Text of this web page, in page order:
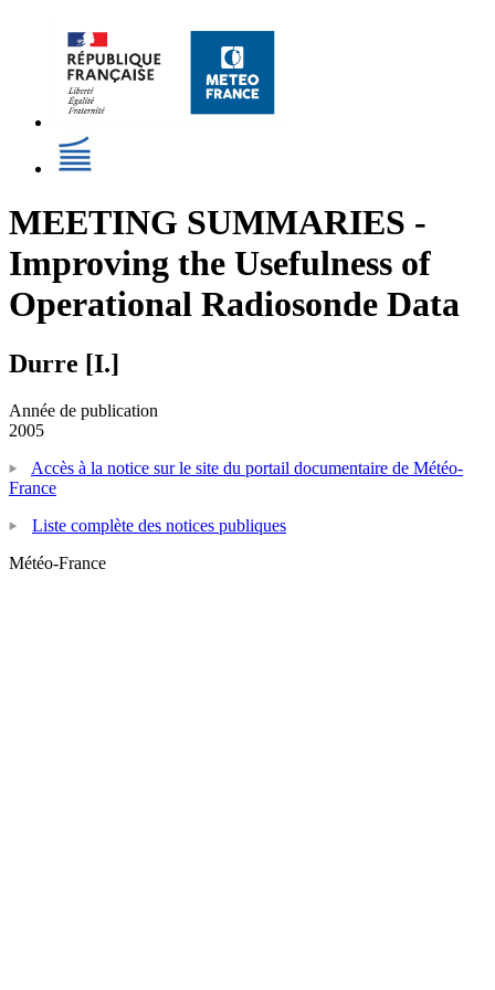
MEETING SUMMARIES -
Improving the Usefulness of
Operational Radiosonde Data
Durre [I.]
Année de publication
2005
Accès à la notice sur le site du portail documentaire de Météo-
France
Liste complète des notices publiques
Météo-France